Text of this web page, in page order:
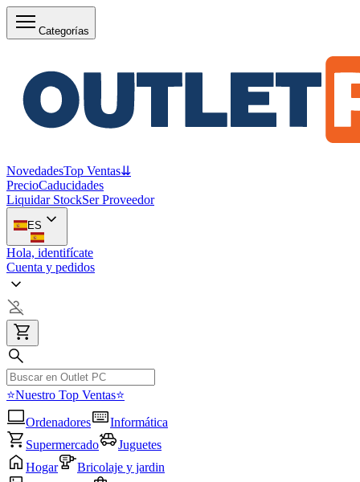
Categorías
NovedadesTop Ventas⇊
PrecioCaducidades
Liquidar StockSer Proveedor
ES
Hola, identifícate
Cuenta y pedidos
⭐Nuestro Top Ventas⭐
Ordenadores
Informática
Supermercado
Juguetes
Hogar
Bricolaje y jardin